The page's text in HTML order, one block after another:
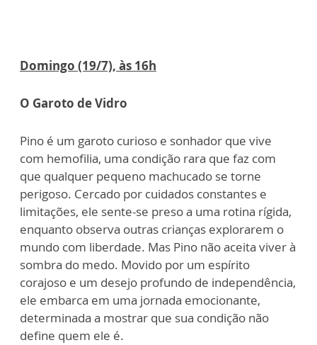
Domingo (19/7), às 16h
O Garoto de Vidro
Pino é um garoto curioso e sonhador que vive
com hemofilia, uma condição rara que faz com
que qualquer pequeno machucado se torne
perigoso. Cercado por cuidados constantes e
limitações, ele sente-se preso a uma rotina rígida,
enquanto observa outras crianças explorarem o
mundo com liberdade. Mas Pino não aceita viver à
sombra do medo. Movido por um espírito
corajoso e um desejo profundo de independência,
ele embarca em uma jornada emocionante,
determinada a mostrar que sua condição não
define quem ele é.